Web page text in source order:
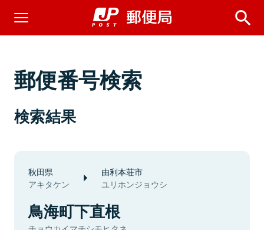
郵便番号検索
検索結果
秋田県
アキタケン
由利本荘市
ユリホンジョウシ
鳥海町下直根